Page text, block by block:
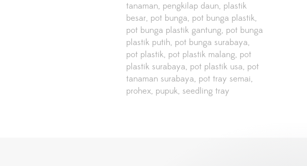
tanaman pengkilap daun plastik
besar pot bunga pot bunga plastik
pot bunga plastik gantung pot bunga
plastik putih pot bunga surabaya
pot plastik pot plastik malang pot
plastik surabaya pot plastik usa pot
tanaman surabaya pot tray semai
prohex pupuk seedling tray